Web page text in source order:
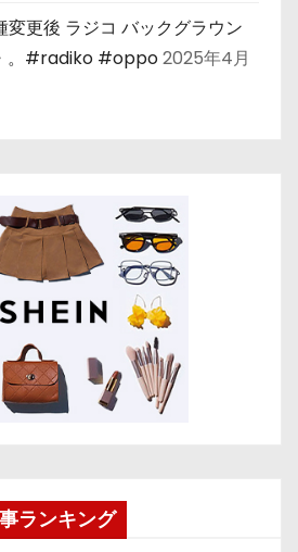
更後 ラジコ バックグラウン
。#radiko #oppo2025年4月
ランキング